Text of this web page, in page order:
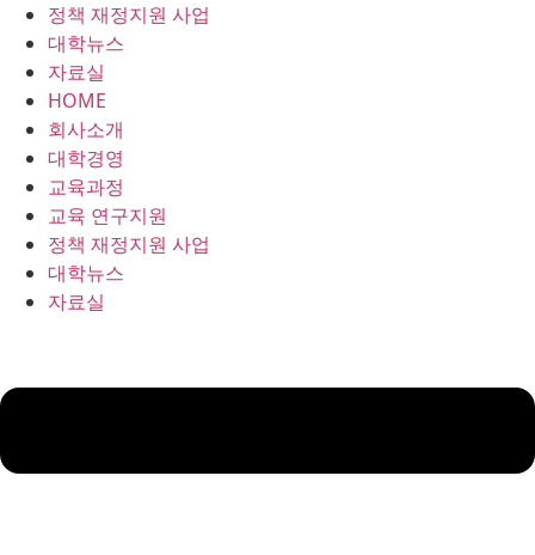
정책 재정지원 사업
대학뉴스
자료실
HOME
회사소개
대학경영
교육과정
교육 연구지원
정책 재정지원 사업
대학뉴스
자료실